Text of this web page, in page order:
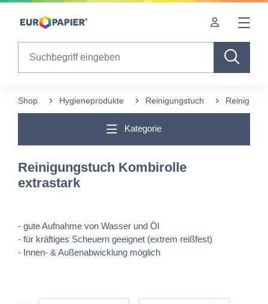
Table Of Content
Shop Hygieneprodukte Reinigungstuch
Kategorie
Reinigungstuch Kombirolle
extrastark
- gute Aufnahme von Wasser und Öl
- für kräftiges Scheuern geeignet (extrem reißfest)
- Innen- & Außenabwicklung möglich